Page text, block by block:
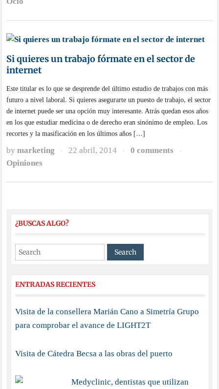
Si quieres un trabajo fórmate en el sector de
internet
Este titular es lo que se desprende del último estudio de trabajos con más
futuro a nivel laboral. Si quieres asegurarte un puesto de trabajo, el sector
de internet puede ser una opción muy interesante. Atrás quedan esos años
en los que estudiar medicina o de derecho eran sinónimo de empleo. Los
recortes y la masificación en los últimos años […]
bymarketing · 22 abril, 2014 · 0 comments ·
Opiniones
¿BUSCAS ALGO?
ENTRADAS RECIENTES
Visita de la consellera Marián Cano a Simetría Grupo
para comprobar el avance de LIGHT2T
Visita de Cátedra Becsa a las obras del puerto
Medyclinic, dentistas que utilizan